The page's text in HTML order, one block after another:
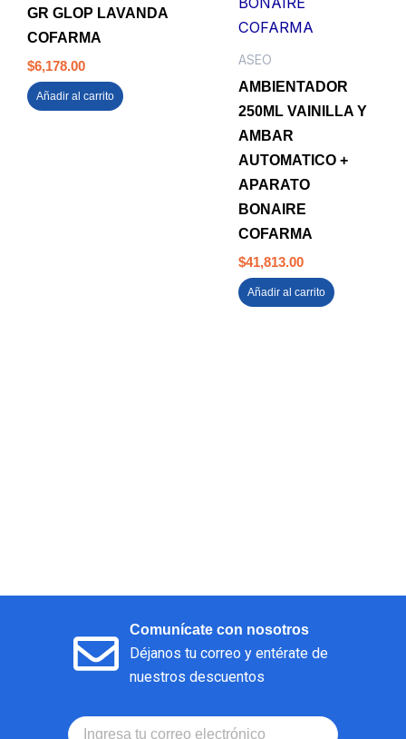
GR GLOP LAVANDA
COFARMA
$6,178.00
Añadir al carrito
ASEO
AMBIENTADOR
250ML VAINILLA Y
AMBAR
AUTOMATICO +
APARATO
BONAIRE
COFARMA
$41,813.00
Añadir al carrito
Comunícate con nosotros
Déjanos tu correo y entérate de
nuestros descuentos